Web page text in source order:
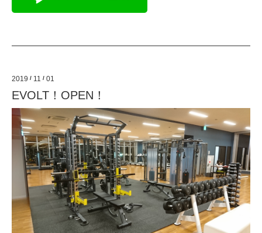
2019 / 11 / 01
EVOLT！OPEN！